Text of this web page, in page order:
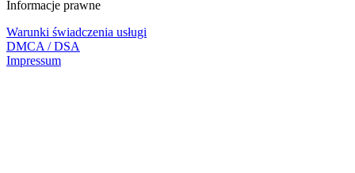
Informacje prawne
Warunki świadczenia usługi
DMCA / DSA
Impressum